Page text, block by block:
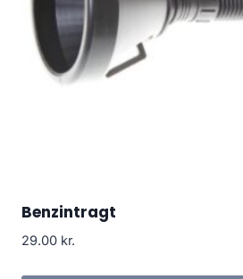
Benzintragt
29.00 kr.